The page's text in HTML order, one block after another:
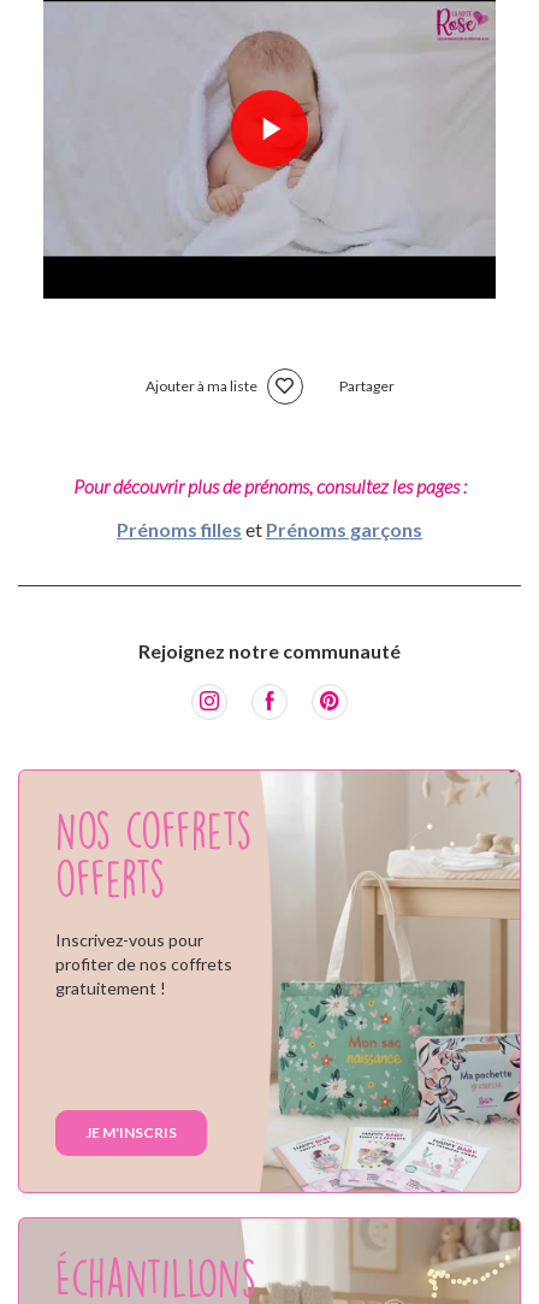
Ajouter à ma liste Partager
Pour découvrir plus de prénoms, consultez les pages :
Prénoms filles et Prénoms garçons
Rejoignez notre communauté
Nos coffrets
offerts
Inscrivez-vous pour
profiter de nos coffrets
gratuitement !
JE M'INSCRIS
Échantillons